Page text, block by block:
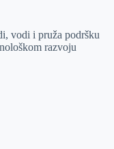
vodi i pruža podršku
razvoju